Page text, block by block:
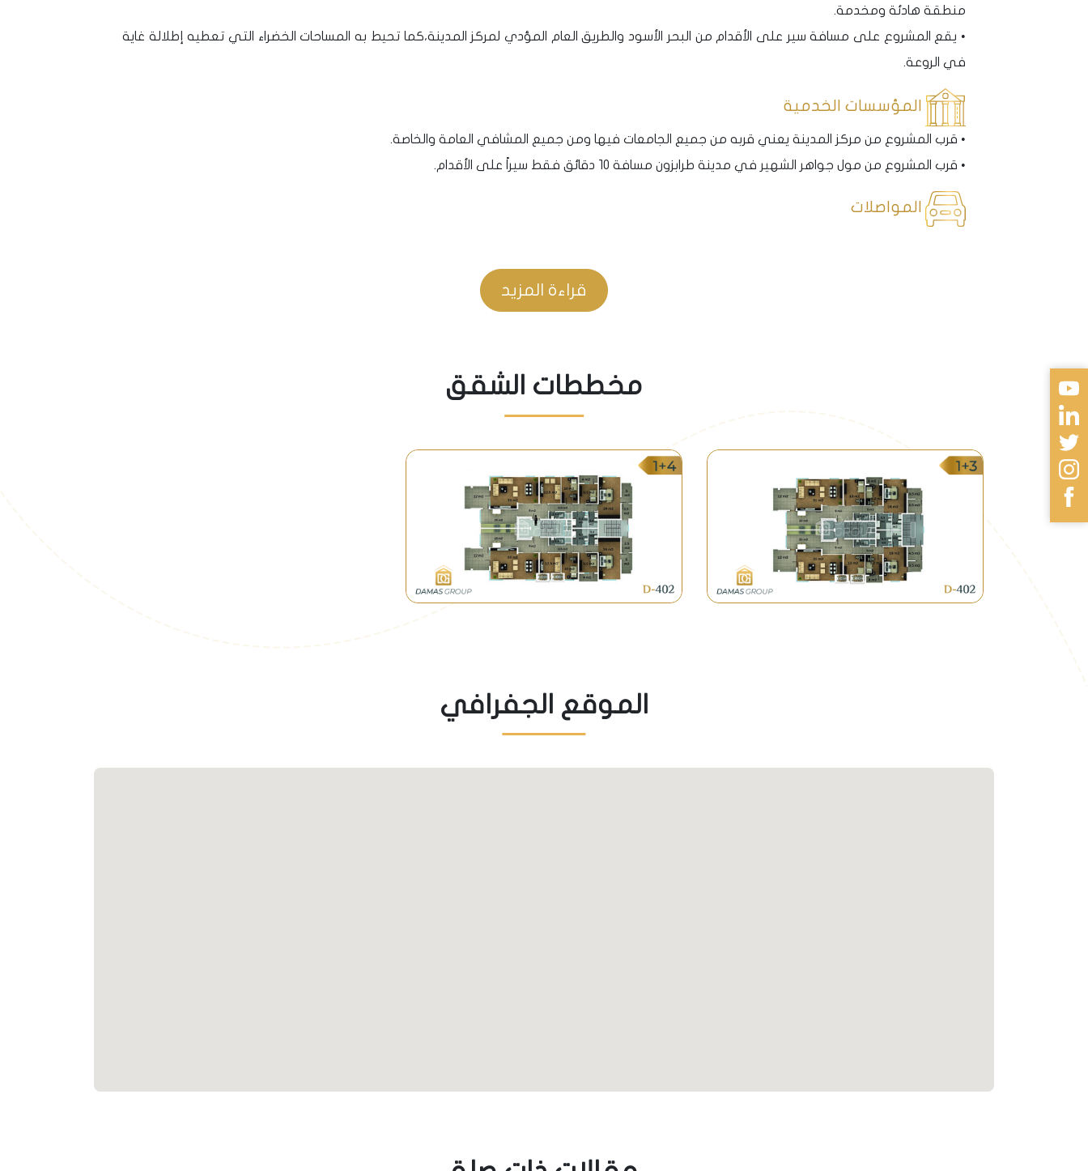
منطقة هادئة ومخدمة.
• يقع المشروع على مسافة سير على الأقدام من البحر الأسود والطريق العام المؤدي لمركز المدينة،كما تحيط به المساحات الخضراء التي تعطيه إطلالة غاية
في الروعة.
المؤسسات الخدمية
• قرب المشروع من مركز المدينة يعني قربه من جميع الجامعات فيها ومن جميع المشافي العامة والخاصة.
• قرب المشروع من مول جواهر الشهير في مدينة طرابزون مسافة 10 دقائق فقط سيراً على الأقدام.
المواصلات
قراءة المزيد
مخططات الشقق
الموقع الجفرافي